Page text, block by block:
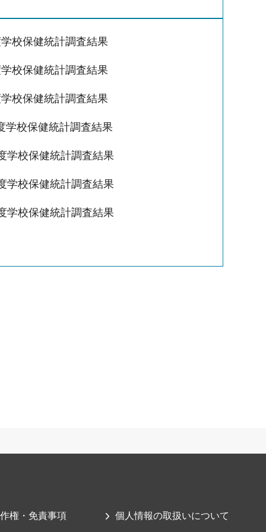
校保健統計調査結果
校保健統計調査結果
校保健統計調査結果
学校保健統計調査結果
学校保健統計調査結果
学校保健統計調査結果
学校保健統計調査結果
権・免責事項 個人情報の取扱いについて